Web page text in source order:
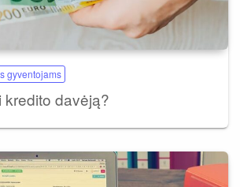
gyventojams
kredito davėją?